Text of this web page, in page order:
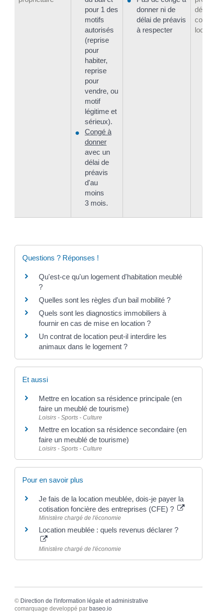
pour 1 des
motifs
autorisés
(reprise
pour
habiter,
reprise
pour
vendre, ou
motif
légitime et
sérieux).
Congé à
donner
avec un
délai de
préavis
d'au
moins
3 mois.
donner ni de
délai de préavis
à respecter
définir
Questions ? Réponses !
Qu'est-ce qu'un logement d'habitation meublé
?
Quelles sont les règles d'un bail mobilité ?
Quels sont les diagnostics immobiliers à
fournir en cas de mise en location ?
Un contrat de location peut-il interdire les
animaux dans le logement ?
Et aussi
Mettre en location sa résidence principale (en
faire un meublé de tourisme)
Loisirs - Sports - Culture
Mettre en location sa résidence secondaire (en
faire un meublé de tourisme)
Loisirs - Sports - Culture
Pour en savoir plus
Je fais de la location meublée, dois-je payer la
cotisation foncière des entreprises (CFE) ?
Ministère chargé de l'économie
Location meublée : quels revenus déclarer ?
Ministère chargé de l'économie
© Direction de l'information légale et administrative
comarquage developpé par baseo.io